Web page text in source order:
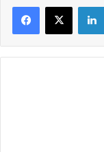
Facebook
X